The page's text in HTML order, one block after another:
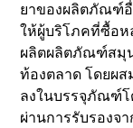
ยาของผลิตภัณฑ์
ให้ผู้บริโภคที่ซื้อห
ผลิตผลิตภัณฑ์สมุ
ท้องตลาด โดยผส
ลงในบรรจุภัณฑ์โ
ผ่านการรับรองจ